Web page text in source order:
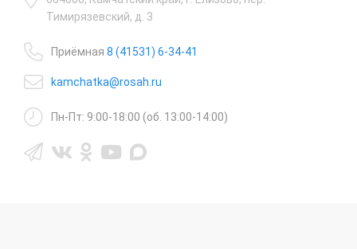
Тимирязевский, д. 3
Приёмная 8 (41531) 6-34-41
kamchatka@rosah.ru
Пн-Пт: 9:00-18:00 (об. 13:00-14:00)